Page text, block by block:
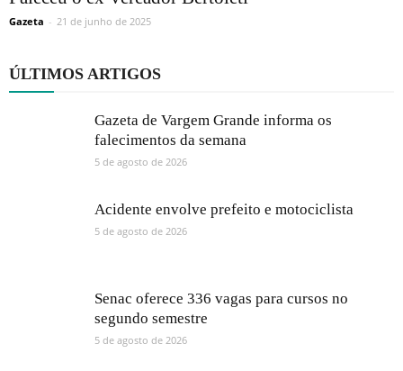
Gazeta - 21 de junho de 2025
ÚLTIMOS ARTIGOS
Gazeta de Vargem Grande informa os
falecimentos da semana
5 de agosto de 2026
Acidente envolve prefeito e motociclista
5 de agosto de 2026
Senac oferece 336 vagas para cursos no
segundo semestre
5 de agosto de 2026